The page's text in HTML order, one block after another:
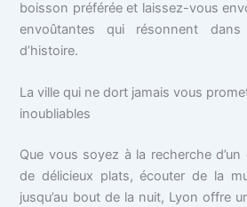
boisson préférée et laissez-vous
envoûtantes qui résonnent
d’histoire.
La ville qui ne dort jamais vous
inoubliables
Que vous soyez à la recherche
de délicieux plats, écouter de la
jusqu’au bout de la nuit, Lyon offre